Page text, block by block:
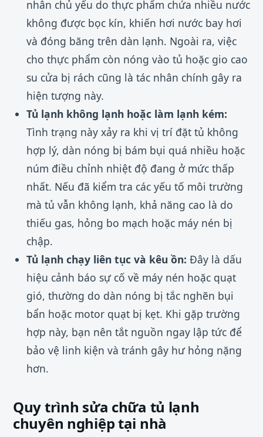
nhân chủ yếu do thực phẩm chứa nhiều nước
không được bọc kín, khiến hơi nước bay hơi
và đóng băng trên dàn lạnh. Ngoài ra, việc
cho thực phẩm còn nóng vào tủ hoặc gio cao
su cửa bị rách cũng là tác nhân chính gây ra
hiện tượng này.
Tủ lạnh không lạnh hoặc làm lạnh kém:
Tình trạng này xảy ra khi vị trí đặt tủ không
hợp lý, dàn nóng bị bám bụi quá nhiều hoặc
núm điều chỉnh nhiệt độ đang ở mức thấp
nhất. Nếu đã kiểm tra các yếu tố môi trường
mà tủ vẫn không lạnh, khả năng cao là do
thiếu gas, hỏng bo mạch hoặc máy nén bị
chập.
Tủ lạnh chạy liên tục và kêu ồn: Đây là dấu
hiệu cảnh báo sự cố về máy nén hoặc quạt
gió, thường do dàn nóng bị tắc nghẽn bụi
bẩn hoặc motor quạt bị kẹt. Khi gặp trường
hợp này, bạn nên tắt nguồn ngay lập tức để
bảo vệ linh kiện và tránh gây hư hỏng nặng
hơn.
Quy trình sửa chữa tủ lạnh
chuyên nghiệp tại nhà